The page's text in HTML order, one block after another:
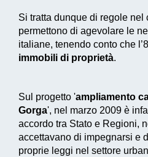
Si tratta dunque di regole nel
permettono di agevolare le
italiane, tenendo conto che
immobili di proprietà.
Sul progetto 'ampliamento
Gorga', nel marzo 2009 è
accordo tra Stato e Regioni,
accettavano di impegnarsi e
proprie leggi nel settore